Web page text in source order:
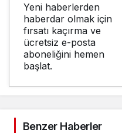
Yeni haberlerden
haberdar olmak için
fırsatı kaçırma ve
ücretsiz e-posta
aboneliğini hemen
başlat.
Benzer Haberler